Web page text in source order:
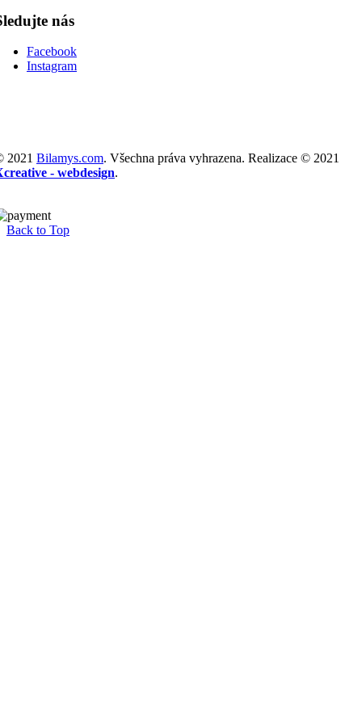
nás
Facebook
Instagram
2021 Bilamys.com. Všechna práva vyhrazena. Realizace © 2021
- webdesign.
Back to Top